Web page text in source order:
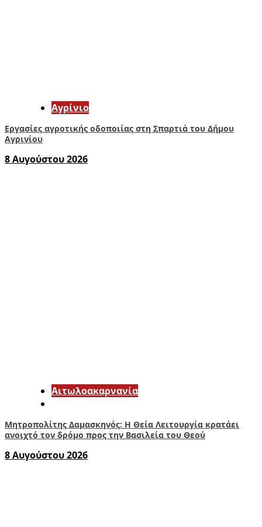
Aγρίνιο
Εργασίες αγροτικής οδοποιίας στη Σπαρτιά του Δήμου
Αγρινίου
8 Αυγούστου 2026
Αιτωλοακαρνανία
Μητροπολίτης Δαμασκηνός: Η Θεία Λειτουργία κρατάει
ανοιχτό τον δρόμο προς την Βασιλεία του Θεού
8 Αυγούστου 2026